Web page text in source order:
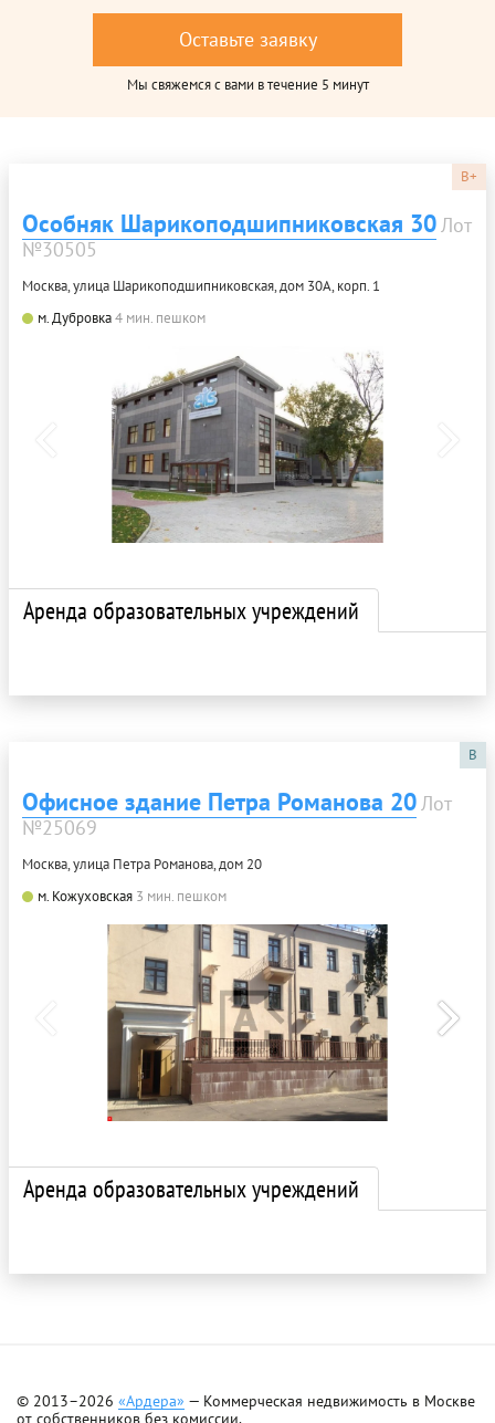
Оставьте заявку
Мы свяжемся с вами в течение 5 минут
B+
Особняк Шарикоподшипниковская 30Лот
№30505
Москва, улица Шарикоподшипниковская, дом 30А, корп. 1
м. Дубровка4 мин. пешком
Аренда образовательных учреждений
B
Офисное здание Петра Романова 20Лот
№25069
Москва, улица Петра Романова, дом 20
м. Кожуховская 3 мин. пешком
Аренда образовательных учреждений
© 2013–2026 «Ардера» — Коммерческая недвижимость в Москве
от собственников без комиссии.